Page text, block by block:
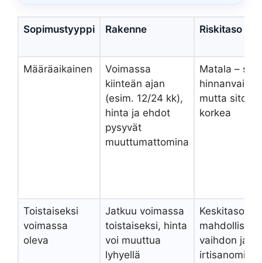
Sopimustyyppi Rakenne Riskitaso
Määräaikainen
Voimassa
kiinteän ajan
(esim. 12/24 kk),
hinta ja ehdot
pysyvät
muuttumattomina
Matala –
mutta
korkea
Toistaiseksi
voimassa
oleva
Jatkuu voimassa
toistaiseksi, hinta
voi muuttua
lyhyellä
Keskitaso –
mahdollistaa
vaihdon ja
irtisanomisen